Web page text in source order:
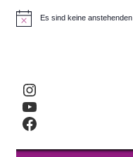
Es sind keine
Instagram
YouTube
Facebook